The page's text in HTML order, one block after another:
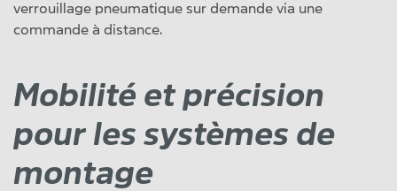
verrouillage pneumatique sur demande via une
commande à distance.
Mobilité et précision
pour les systèmes de
montage